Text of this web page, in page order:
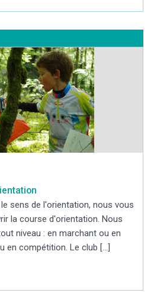
sens de l'orientation, nous vous
la course d'orientation. Nous
niveau : en marchant ou en
compétition. Le club [...]